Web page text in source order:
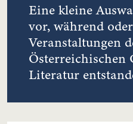
Eine kleine
vor, während
Veranstaltungen
Österreichischen
Literatur